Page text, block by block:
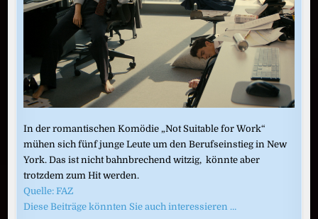
In der romantischen Komödie „Not Suitable for Work“
mühen sich fünf junge Leute um den Berufseinstieg in New
York. Das ist nicht bahnbrechend witzig, könnte aber
trotzdem zum Hit werden.
Quelle: FAZ
Diese Beiträge könnten Sie auch interessieren …